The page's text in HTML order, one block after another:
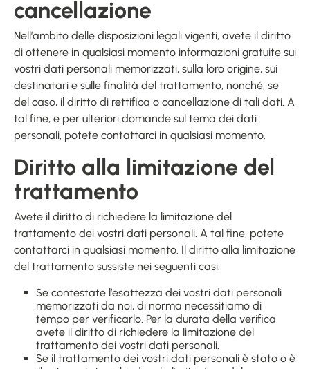
cancellazione
Nell’ambito delle disposizioni legali vigenti, avete il diritto
di ottenere in qualsiasi momento informazioni gratuite sui
vostri dati personali memorizzati, sulla loro origine, sui
destinatari e sulle finalità del trattamento, nonché, se
del caso, il diritto di rettifica o cancellazione di tali dati. A
tal fine, e per ulteriori domande sul tema dei dati
personali, potete contattarci in qualsiasi momento.
Diritto alla limitazione del
trattamento
Avete il diritto di richiedere la limitazione del
trattamento dei vostri dati personali. A tal fine, potete
contattarci in qualsiasi momento. Il diritto alla limitazione
del trattamento sussiste nei seguenti casi:
Se contestate l’esattezza dei vostri dati personali
memorizzati da noi, di norma necessitiamo di
tempo per verificarlo. Per la durata della verifica
avete il diritto di richiedere la limitazione del
trattamento dei vostri dati personali.
Se il trattamento dei vostri dati personali è stato o è